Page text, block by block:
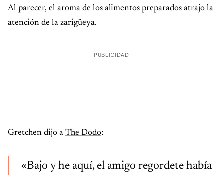
Al parecer, el aroma de los alimentos preparados atrajo la
atención de la zarigüeya.
PUBLICIDAD
Gretchen dijo a The Dodo:
«Bajo y he aquí, el amigo regordete había